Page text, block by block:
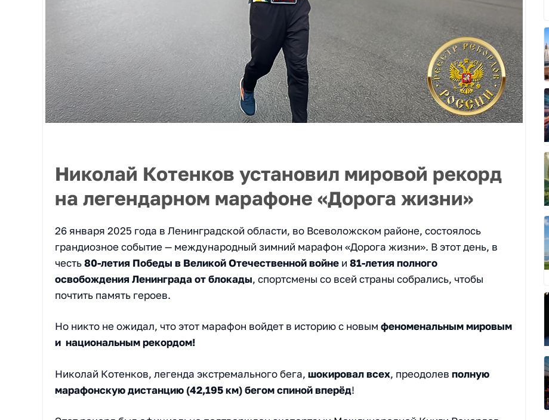
Николай Котенков установил мировой рекорд
на легендарном марафоне «Дорога жизни»
26 января 2025 года в Ленинградской области, во Всеволожском районе, состоялось
грандиозное событие — международный зимний марафон «Дорога жизни». В этот день, в
честь80-летия Победы в Великой Отечественной войне и 81-летия полного
освобождения Ленинграда от блокады, спортсмены со всей страны собрались, чтобы
почтить память героев.
Но никто не ожидал, что этот марафон войдет в историю с новым феноменальным мировым
и национальным рекордом!
Николай Котенков, легенда экстремального бега, шокировал всех, преодолев полную
марафонскую дистанцию (42,195 км) бегом спиной вперёд!